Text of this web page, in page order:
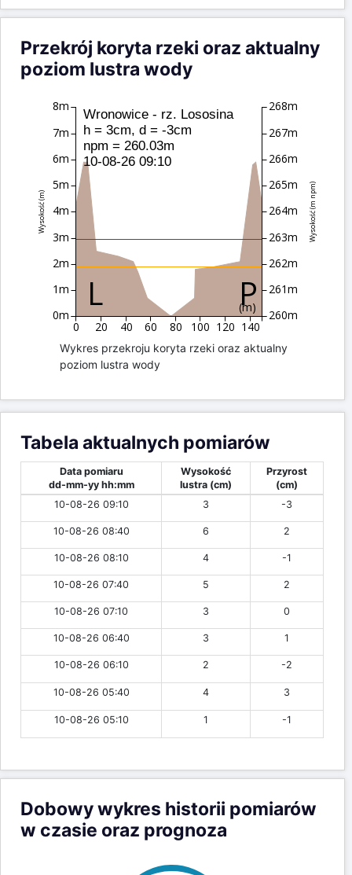
Przekrój koryta rzeki oraz aktualny
poziom lustra wody
(m)
0 20 40 60 80 100 120 140
Wysokość (m)
0m
1m
2m
3m
4m
5m
6m
7m
8m
Wysokość (m npm)
260m
261m
262m
263m
264m
265m
266m
267m
268m
Wronowice - rz. Lososina
h = 3cm, d = -3cm
npm = 260.03m
10-08-26 09:10
Wykres przekroju koryta rzeki oraz aktualny
poziom lustra wody
Tabela aktualnych pomiarów
Data pomiaru
dd-mm-yy hh:mm
Wysokość
lustra (cm)
Przyrost
(cm)
10-08-26 09:10
3 -3
10-08-26 08:40 6 2
10-08-26 08:10 4 -1
10-08-26 07:40 5 2
10-08-26 07:10 3 0
10-08-26 06:40 3 1
10-08-26 06:10 2 -2
10-08-26 05:40 4 3
10-08-26 05:10 1 -1
Dobowy wykres historii pomiarów
w czasie oraz prognoza